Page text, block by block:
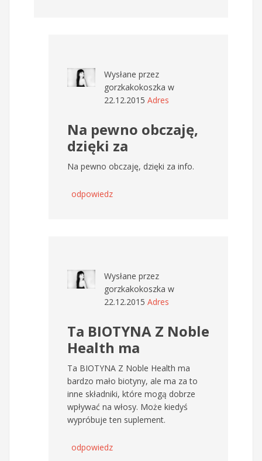
Wysłane przez
gorzkakokoszka w
22.12.2015 Adres
Na pewno obczaję,
dzięki za
Na pewno obczaję, dzięki za info.
odpowiedz
Wysłane przez
gorzkakokoszka w
22.12.2015 Adres
Ta BIOTYNA Z Noble
Health ma
Ta BIOTYNA Z Noble Health ma
bardzo mało biotyny, ale ma za to
inne składniki, które mogą dobrze
wpływać na włosy. Może kiedyś
wypróbuje ten suplement.
odpowiedz